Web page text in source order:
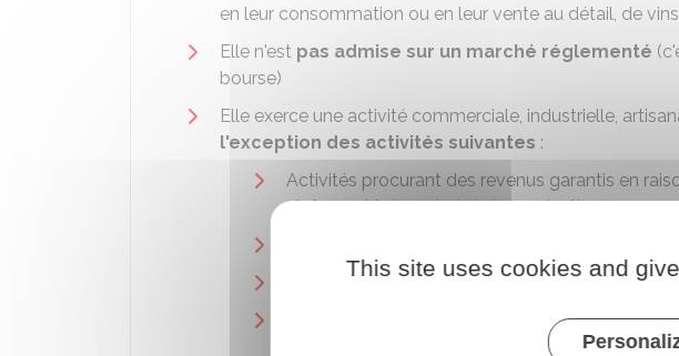
en leur consommation ou en leur vente au détail, de
Elle n'est pas admise sur un marché réglementé
bourse)
Elle exerce une activité commerciale, industrielle,
l'exception des activités suivantes :
Activités procurant des revenus garantis en
réglementé de rachat de la production
Activités de gestion de patrimoine mobilier
Activités immobilières, y compris les activités
en vue de leur vente ou de leur location.
This site uses cookies and